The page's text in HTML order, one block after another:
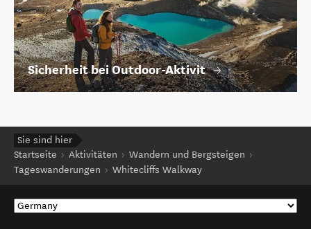
Sicherheit bei Outdoor-Aktivit
Sie sind hier
Startseite
Aktivitäten
Wandern und Bergsteigen
Tageswanderungen
Whitecliffs Walkway